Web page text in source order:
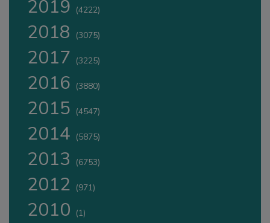
2019 (4222)
2018 (3075)
2017 (3225)
2016 (3880)
2015 (4547)
2014 (5875)
2013 (6753)
2012 (971)
2010 (1)